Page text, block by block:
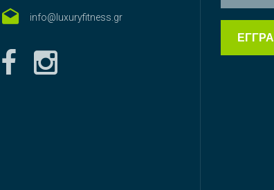
info@luxuryfitness.gr